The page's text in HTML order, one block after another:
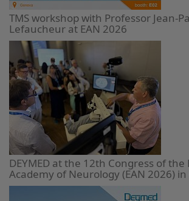
TMS workshop with Professor Jean-
Lefaucheur at EAN 2026
DEYMED at the 12th Congress of the
Academy of Neurology (EAN 2026) in